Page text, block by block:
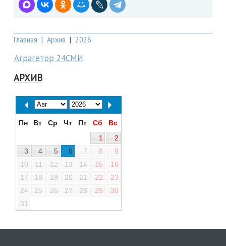
Главная | Архив | 2026
Аграгетор 24СМИ
АРХИВ
Пн Вт Ср Чт Пт Сб
Вс
1
2
3
4 5 6 7 8
9
10
11 12 13 14 15
16
17
18 19 20 21 22
23
24
25 26 27 28 29
30
31